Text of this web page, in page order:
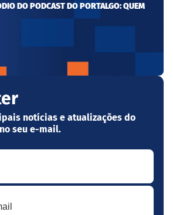
DO PODCAST DO PORTALGO: QUEM
notícias e atualizações do
seu e-mail.